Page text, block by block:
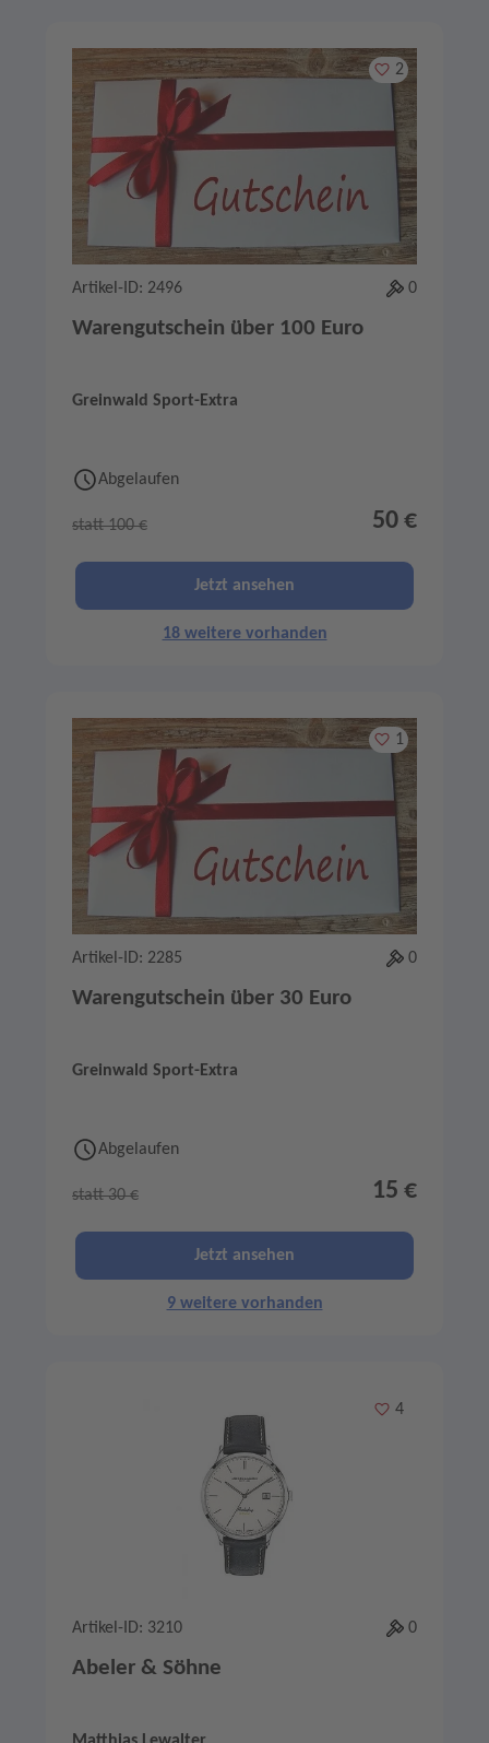
Merken
2
Artikel-ID: 2496 0
Warengutschein über 100 Euro
Greinwald Sport-Extra
Abgelaufen
statt 100 € 50 €
Jetzt ansehen
18 weitere vorhanden
Merken
1
Artikel-ID: 2285 0
Warengutschein über 30 Euro
Greinwald Sport-Extra
Abgelaufen
statt 30 € 15 €
Jetzt ansehen
9 weitere vorhanden
Merken
4
Artikel-ID: 3210 0
Abeler & Söhne